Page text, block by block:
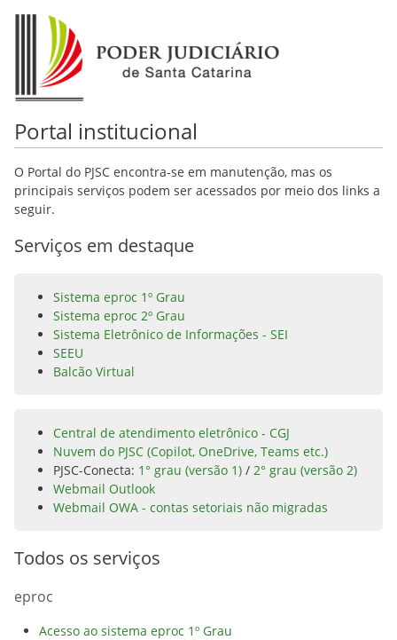
Portal institucional
O Portal do PJSC encontra-se em manutenção, mas os
principais serviços podem ser acessados por meio dos links a
seguir.
Serviços em destaque
Sistema eproc 1º Grau
Sistema eproc 2º Grau
Sistema Eletrônico de Informações - SEI
SEEU
Balcão Virtual
Central de atendimento eletrônico - CGJ
Nuvem do PJSC (Copilot, OneDrive, Teams etc.)
PJSC-Conecta: 1° grau (versão 1) / 2° grau (versão 2)
Webmail Outlook
Webmail OWA - contas setoriais não migradas
Todos os serviços
eproc
Acesso ao sistema eproc 1º Grau